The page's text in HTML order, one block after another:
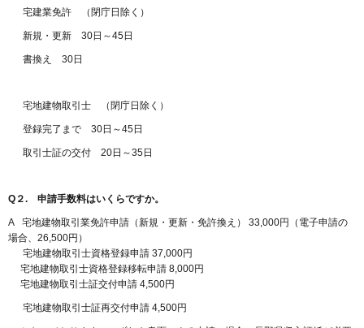
宅建業免許 （閉庁日除く）
新規・更新 30日～45日
書換え 30日
宅地建物取引士 （閉庁日除く）
登録完了まで 30日～45日
取引士証の交付 20日～35日
Q２. 申請手数料はいくらですか。
A 宅地建物取引業免許申請（新規・更新・免許換え） 33,000円（電子申請の
場合、26,500円）
宅地建物取引士資格登録申請 37,000円
宅地建物取引士資格登録移転申請 8,000円
宅地建物取引士証交付申請 4,500円
宅地建物取引士証再交付申請 4,500円